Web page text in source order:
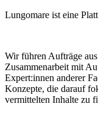
Lungomare ist eine
Wir führen Aufträge
Zusammenarbeit mit
Expert:innen anderer
Konzepte, die darauf
vermittelten Inhalte zu